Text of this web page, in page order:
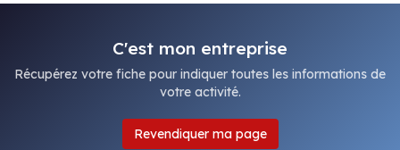
C'est mon entreprise
Récupérez votre fiche pour indiquer toutes les informations de
votre activité.
Revendiquer ma page